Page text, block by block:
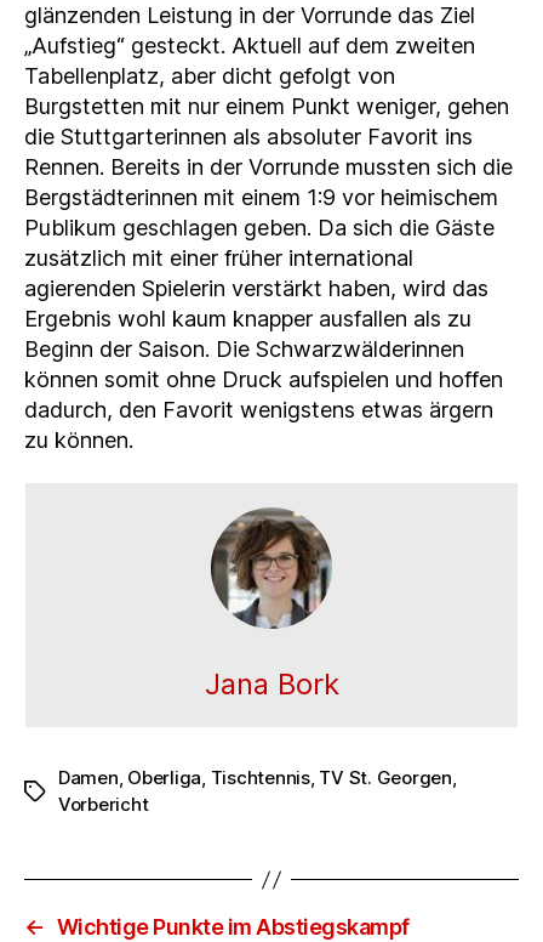
glänzenden Leistung in der Vorrunde das Ziel
„Aufstieg“ gesteckt. Aktuell auf dem zweiten
Tabellenplatz, aber dicht gefolgt von
Burgstetten mit nur einem Punkt weniger, gehen
die Stuttgarterinnen als absoluter Favorit ins
Rennen. Bereits in der Vorrunde mussten sich die
Bergstädterinnen mit einem 1:9 vor heimischem
Publikum geschlagen geben. Da sich die Gäste
zusätzlich mit einer früher international
agierenden Spielerin verstärkt haben, wird das
Ergebnis wohl kaum knapper ausfallen als zu
Beginn der Saison. Die Schwarzwälderinnen
können somit ohne Druck aufspielen und hoffen
dadurch, den Favorit wenigstens etwas ärgern
zu können.
Jana Bork
Schlagwörter
Damen, Oberliga, Tischtennis, TV St. Georgen,
Vorbericht
← Wichtige Punkte im Abstiegskampf